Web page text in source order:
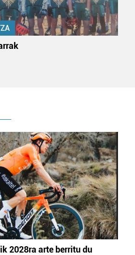
2028ra arte berritu du